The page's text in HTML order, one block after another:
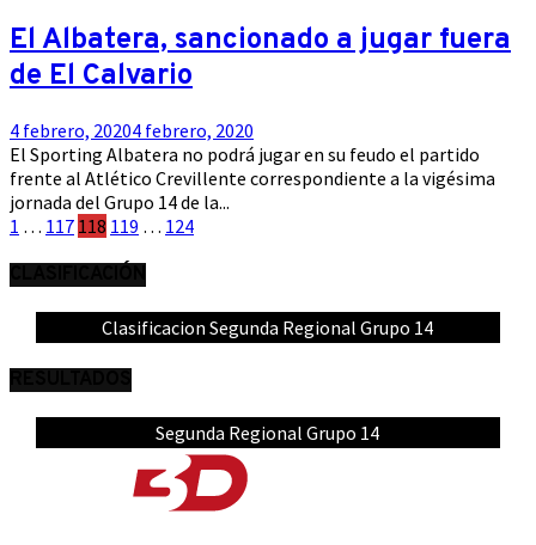
El Albatera, sancionado a jugar fuera
de El Calvario
4 febrero, 20204 febrero, 2020
El Sporting Albatera no podrá jugar en su feudo el partido
frente al Atlético Crevillente correspondiente a la vigésima
jornada del Grupo 14 de la...
Paginación
de
1 … 117 118 119 … 124
Clasificacion Segunda Regional Grupo 14
Segunda Regional Grupo 14